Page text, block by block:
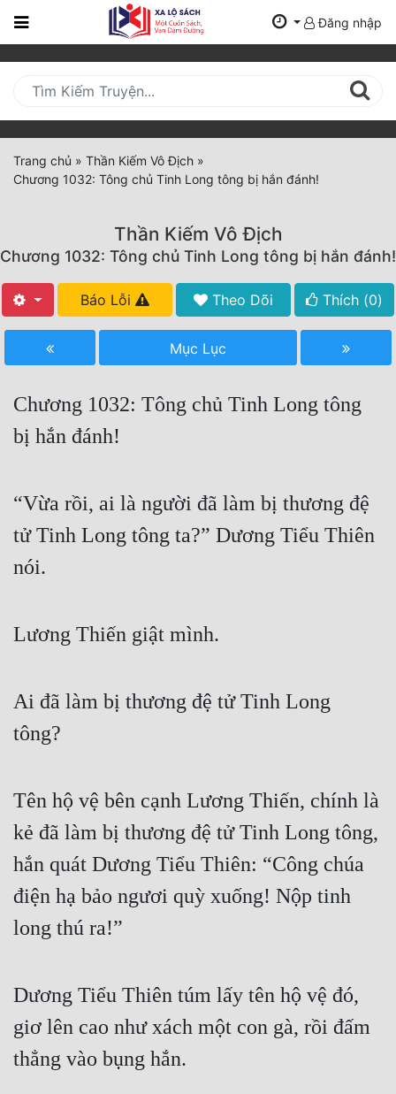
Trang
Mới
Cập
Nhật
(current)
Tất Cả
Hoàn Thành
Truyện Convert
Truyện Dịch
Truyện Nhập Môn
Xa Lộ Dịch
Cung Đấu
Cạnh Kỹ
Cổ Đại
Du Hí
Dã Sử
Dị Giới
Góc Nhìn Nam
Góc Nhìn Nữ
Đăng nhập
Trang chủ » Thần Kiếm Vô Địch »
Chương 1032: Tông chủ Tinh Long tông bị hắn đánh!
Thần Kiếm Vô Địch
Chương 1032: Tông chủ Tinh Long tông bị hắn đánh!
Báo Lỗi Theo Dõi Thích (0)
Mục Lục
Chương 1032: Tông chủ Tinh Long tông
bị hắn đánh!
“Vừa rồi, ai là người đã làm bị thương đệ
tử Tinh Long tông ta?” Dương Tiểu Thiên
nói.
Lương Thiến giật mình.
Ai đã làm bị thương đệ tử Tinh Long
tông?
Tên hộ vệ bên cạnh Lương Thiến, chính là
kẻ đã làm bị thương đệ tử Tinh Long tông,
hắn quát Dương Tiểu Thiên: “Công chúa
điện hạ bảo ngươi quỳ xuống! Nộp tinh
long thú ra!”
Dương Tiểu Thiên túm lấy tên hộ vệ đó,
giơ lên cao như xách một con gà, rồi đấm
thẳng vào bụng hắn.